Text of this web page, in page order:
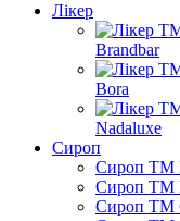
Лікер
Brandbar
Bora
Nadaluxe
Сироп
Сироп TM
Сироп TM
Сироп TM